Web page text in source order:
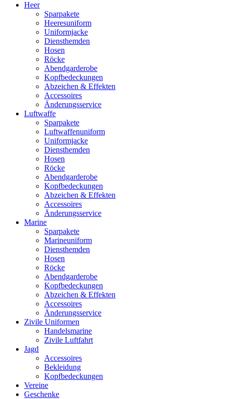
Heer
Sparpakete
Heeresuniform
Uniformjacke
Diensthemden
Hosen
Röcke
Abendgarderobe
Kopfbedeckungen
Abzeichen & Effekten
Accessoires
Änderungsservice
Luftwaffe
Sparpakete
Luftwaffenuniform
Uniformjacke
Diensthemden
Hosen
Röcke
Abendgarderobe
Kopfbedeckungen
Abzeichen & Effekten
Accessoires
Änderungsservice
Marine
Sparpakete
Marineuniform
Diensthemden
Hosen
Röcke
Abendgarderobe
Kopfbedeckungen
Abzeichen & Effekten
Accessoires
Änderungsservice
Zivile Uniformen
Handelsmarine
Zivile Luftfahrt
Jagd
Accessoires
Bekleidung
Kopfbedeckungen
Vereine
Geschenke